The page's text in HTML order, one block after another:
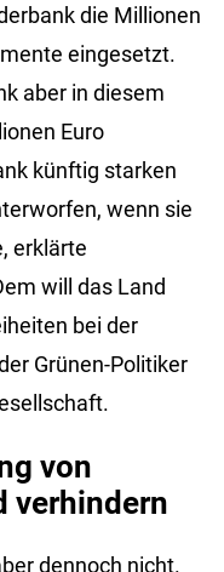
die Millionen
eingesetzt.
aber in diesem
Euro
künftig starken
wenn sie
erklärte
will das Land
bei der
Grünen-Politiker
von
verhindern
dennoch nicht.